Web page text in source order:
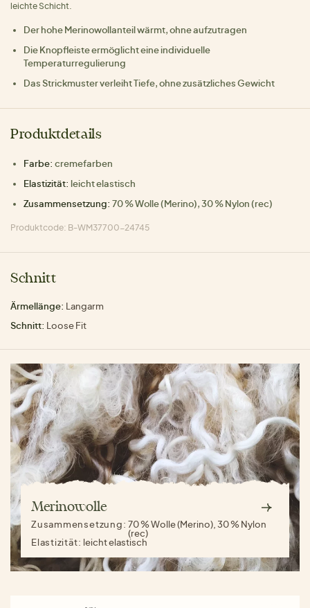
leichte Schicht.
Der hohe Merinowollanteil wärmt, ohne aufzutragen
Die Knopfleiste ermöglicht eine individuelle
Temperaturregulierung
Das Strickmuster verleiht Tiefe, ohne zusätzliches Gewicht
Produktdetails
Farbe: cremefarben
Elastizität: leicht elastisch
Zusammensetzung: 70 % Wolle (Merino), 30 % Nylon (rec)
Produktcode: B-WM37700-24745
Schnitt
Ärmellänge: Langarm
Schnitt: Loose Fit
Merinowolle
Zusammensetzung:70 % Wolle (Merino), 30 % Nylon
(rec)
Elastizität: leicht elastisch